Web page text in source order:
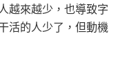
越來越少，也導致字
活的人少了，但動機